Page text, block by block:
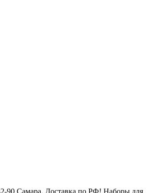
90 Самара. Доставка по РФ! Наборы для